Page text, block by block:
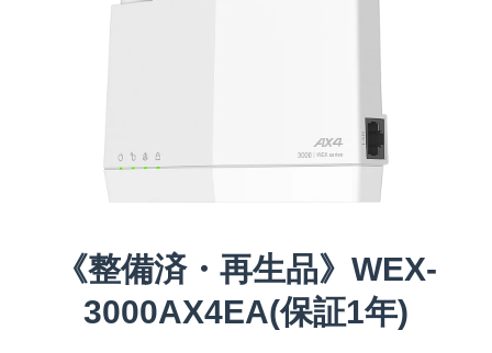
《整備済・再生品》WEX-
3000AX4EA(保証1年)